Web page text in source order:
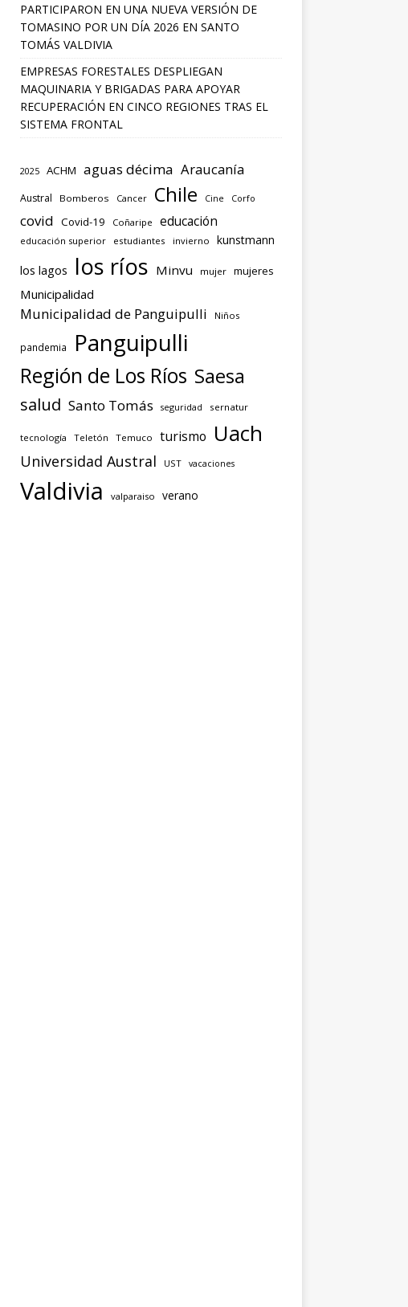
PARTICIPARON EN UNA NUEVA VERSIÓN DE
TOMASINO POR UN DÍA 2026 EN SANTO
TOMÁS VALDIVIA
EMPRESAS FORESTALES DESPLIEGAN
MAQUINARIA Y BRIGADAS PARA APOYAR
RECUPERACIÓN EN CINCO REGIONES TRAS EL
SISTEMA FRONTAL
2025 ACHM aguas décima Araucanía
Austral Bomberos Cancer Chile Cine Corfo
covid Covid-19 Coñaripe educación
educación superior estudiantes invierno kunstmann
los lagos los ríos Minvu mujer mujeres
Municipalidad
Municipalidad de Panguipulli Niños
pandemia Panguipulli
Región de Los Ríos Saesa
salud Santo Tomás seguridad sernatur
tecnología Teletón Temuco turismo Uach
Universidad Austral UST vacaciones
Valdivia valparaiso verano